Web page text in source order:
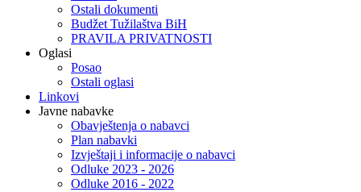
Ostali dokumenti
Budžet Tužilaštva BiH
PRAVILA PRIVATNOSTI
Oglasi
Posao
Ostali oglasi
Linkovi
Javne nabavke
Obavještenja o nabavci
Plan nabavki
Izvještaji i informacije o nabavci
Odluke 2023 - 2026
Odluke 2016 - 2022